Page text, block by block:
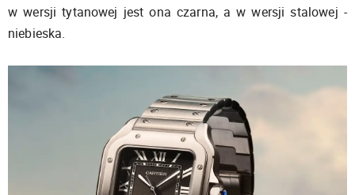
w wersji tytanowej jest ona czarna, a w wersji stalowej -
niebieska.